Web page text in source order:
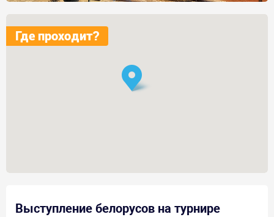
Где проходит?
Выступление белорусов на турнире